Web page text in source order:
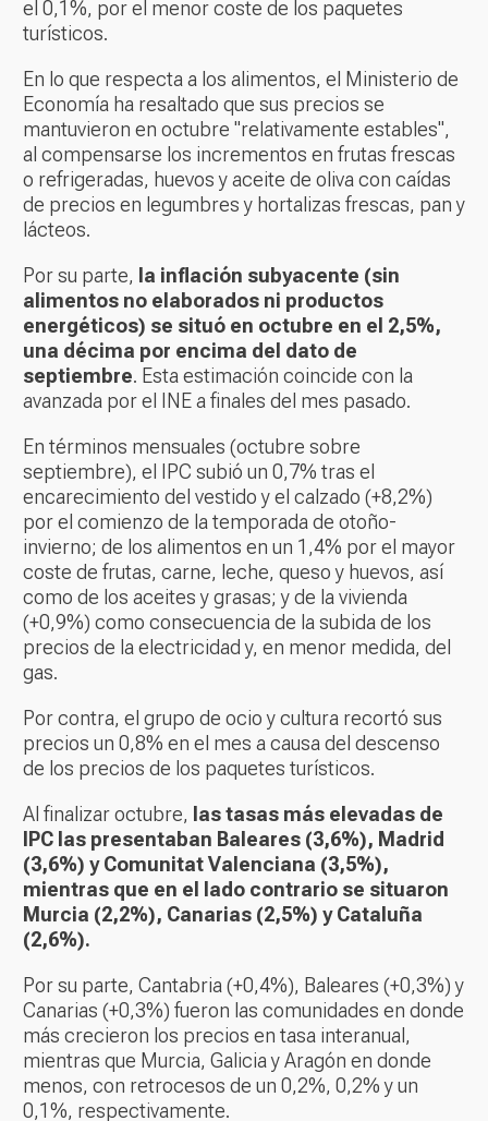
el 0,1%, por el menor coste de los paquetes
turísticos.
En lo que respecta a los alimentos, el Ministerio de
Economía ha resaltado que sus precios se
mantuvieron en octubre "relativamente estables",
al compensarse los incrementos en frutas frescas
o refrigeradas, huevos y aceite de oliva con caídas
de precios en legumbres y hortalizas frescas, pan y
lácteos.
Por su parte, la inflación subyacente (sin
alimentos no elaborados ni productos
energéticos) se situó en octubre en el 2,5%,
una décima por encima del dato de
septiembre. Esta estimación coincide con la
avanzada por el INE a finales del mes pasado.
En términos mensuales (octubre sobre
septiembre), el IPC subió un 0,7% tras el
encarecimiento del vestido y el calzado (+8,2%)
por el comienzo de la temporada de otoño-
invierno; de los alimentos en un 1,4% por el mayor
coste de frutas, carne, leche, queso y huevos, así
como de los aceites y grasas; y de la vivienda
(+0,9%) como consecuencia de la subida de los
precios de la electricidad y, en menor medida, del
gas.
Por contra, el grupo de ocio y cultura recortó sus
precios un 0,8% en el mes a causa del descenso
de los precios de los paquetes turísticos.
Al finalizar octubre, las tasas más elevadas de
IPC las presentaban Baleares (3,6%), Madrid
(3,6%) y Comunitat Valenciana (3,5%),
mientras que en el lado contrario se situaron
Murcia (2,2%), Canarias (2,5%) y Cataluña
(2,6%).
Por su parte, Cantabria (+0,4%), Baleares (+0,3%) y
Canarias (+0,3%) fueron las comunidades en donde
más crecieron los precios en tasa interanual,
mientras que Murcia, Galicia y Aragón en donde
menos, con retrocesos de un 0,2%, 0,2% y un
0,1%, respectivamente.